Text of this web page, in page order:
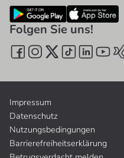
Folgen Sie uns!
Impressum
Datenschutz
Nutzungsbedingungen
Barrierefreiheitserklärung